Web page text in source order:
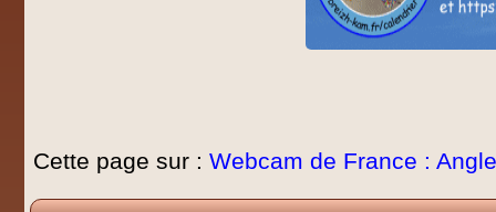
Cette page sur : Webcam de France :